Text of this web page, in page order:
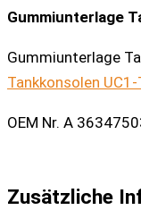
Gummiunterlage
Gummiunterlage
Tankkonsolen UC1-
OEM Nr. A
Zusätzliche